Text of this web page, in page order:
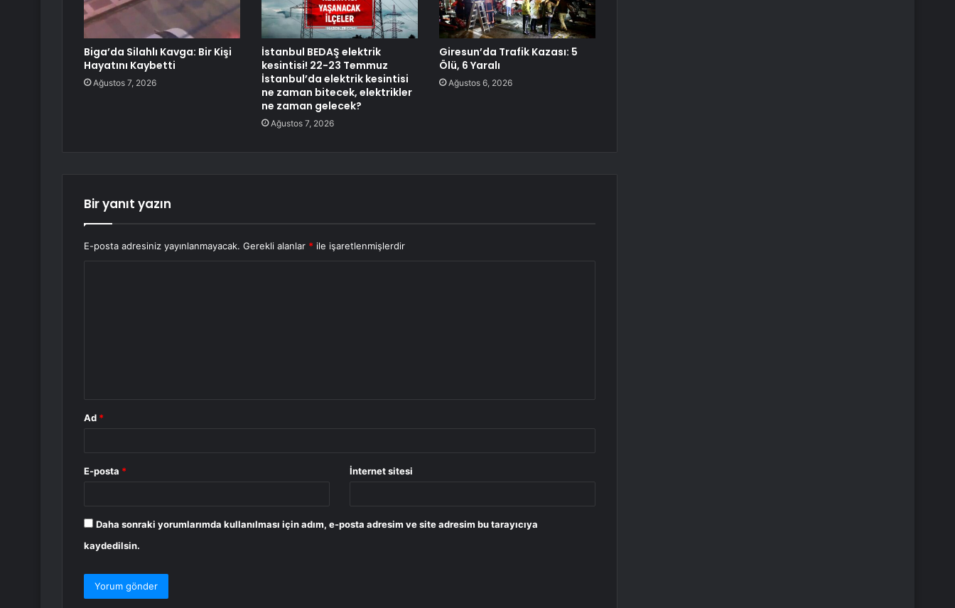
Biga’da Silahlı Kavga: Bir Kişi
Hayatını Kaybetti
Ağustos 7, 2026
İstanbul BEDAŞ elektrik
kesintisi! 22-23 Temmuz
İstanbul’da elektrik kesintisi
ne zaman bitecek, elektrikler
ne zaman gelecek?
Ağustos 7, 2026
Giresun’da Trafik Kazası: 5
Ölü, 6 Yaralı
Ağustos 6, 2026
Bir yanıt yazın
E-posta adresiniz yayınlanmayacak. Gerekli alanlar * ile işaretlenmişlerdir
Ad *
E-posta * İnternet sitesi
Daha sonraki yorumlarımda kullanılması için adım, e-posta adresim ve site adresim bu tarayıcıya
kaydedilsin.